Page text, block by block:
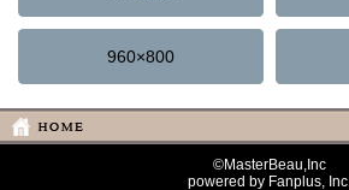
960×800
©MasterBeau,Inc
powered by Fanplus, Inc.